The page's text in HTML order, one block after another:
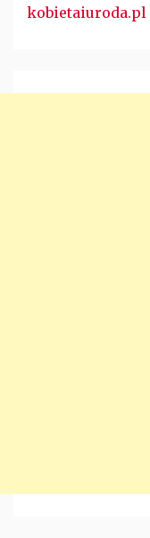
kobietaiuroda.pl